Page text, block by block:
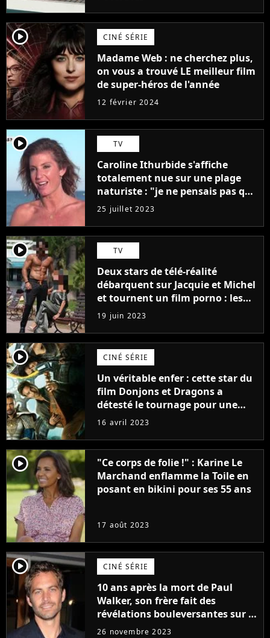
player2 CINÉ SÉRIE
Madame Web : ne cherchez plus,
on vous a trouvé LE meilleur film
de super-héros de l'année
12 février 2024
player2 TV
Caroline Ithurbide s'affiche
totalement nue sur une plage
naturiste : "je ne pensais pas que
j'arriverais à le faire..."
25 juillet 2023
player2 TV
Deux stars de télé-réalité
débarquent sur Jacquie et Michel
et tournent un film porno : les
premières images du tournage
(exclu)
19 juin 2023
player2 CINÉ SÉRIE
Un véritable enfer : cette star du
film Donjons et Dragons a
détesté le tournage pour une
raison très spéciale
16 avril 2023
player2
"Ce corps de folie !" : Karine Le
Marchand enflamme la Toile en
posant en bikini pour ses 55 ans
17 août 2023
player2 CINÉ SÉRIE
10 ans après la mort de Paul
Walker, son frère fait des
révélations bouleversantes sur la
réaction des acteurs de Fast and
26 novembre 2023